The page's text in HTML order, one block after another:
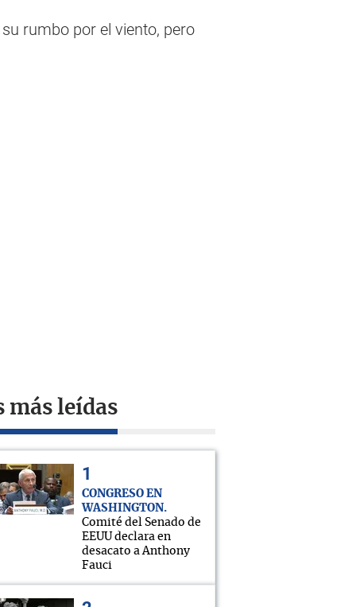
rumbo por el viento, pero
más leídas
CONGRESO EN
WASHINGTON
Comité del Senado de
EEUU declara en
desacato a Anthony
Fauci